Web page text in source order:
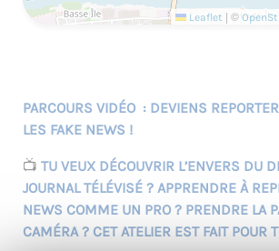
Leaflet | ©
PARCOURS VIDÉO : DEVIENS
LES FAKE NEWS !
📺 TU VEUX DÉCOUVRIR L’ENVERS DU
JOURNAL TÉLÉVISÉ ? APPRENDRE À
NEWS COMME UN PRO ? PRENDRE LA
CAMÉRA ? CET ATELIER EST FAIT POUR